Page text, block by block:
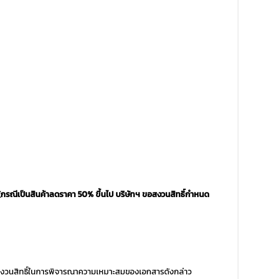
รณีเป็นสินค้าลดราคา 50% ขึ้นไป บริษัทฯ ขอสงวนสิทธิ์กำหนด
สิทธิ์ในการพิจารณาความเหมาะสมของเอกสารดังกล่าว